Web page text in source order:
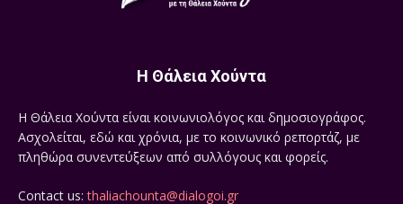
Η Θάλεια Χούντα
Η Θάλεια Χούντα είναι κοινωνιολόγος και δημοσιογράφος.
Ασχολείται, εδώ και χρόνια, με το κοινωνικό ρεπορτάζ, με
πληθώρα συνεντεύξεων από συλλόγους και φορείς.
Contact us:thaliachounta@dialogoi.gr